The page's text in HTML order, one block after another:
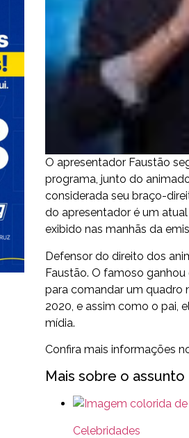
O apresentador Faustão
programa, junto do
considerada seu braço-
do apresentador é um
exibido nas manhãs da
Defensor do direito dos
Faustão. O famoso
para comandar um quadro
2020, e assim como o pai,
mídia.
Confira mais informações
Mais sobre o assunto
Celebridades